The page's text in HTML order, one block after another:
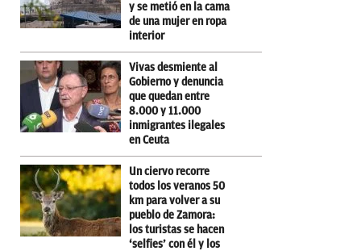
y se metió en la cama
de una mujer en ropa
interior
Vivas desmiente al
Gobierno y denuncia
que quedan entre
8.000 y 11.000
inmigrantes ilegales
en Ceuta
Un ciervo recorre
todos los veranos 50
km para volver a su
pueblo de Zamora:
los turistas se hacen
‘selfies’ con él y los